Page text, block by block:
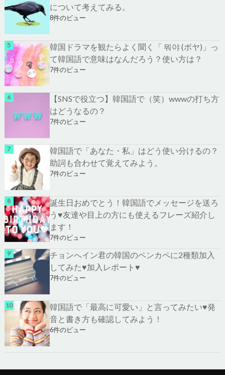
について考えてみる。
8件のビュー
韓国ドラマを観たらよく聞く「 뭐야 (ボヤ)」っ
て韓国語で意味はなんだろう？使い方は？
7件のビュー
【SNSで役立つ】韓国語で（笑）wwwの打ち方
はどうなるの？
7件のビュー
韓国語で「あなた・私」はどう使い分けるの？
助詞も合わせて覚えてみよう。
7件のビュー
誕生日おめでとう！韓国語でメッセージを送ろ
う♥友達や目上の方にも使えるフレーズ紹介し
ます！
7件のビュー
チョンへイン君の韓国のペンカペに2種類加入
してみた♥加入レポート♥
7件のビュー
韓国語で「最高に可愛い」と言ってみたい♥発
音と書き方も確認してみよう！
6件のビュー